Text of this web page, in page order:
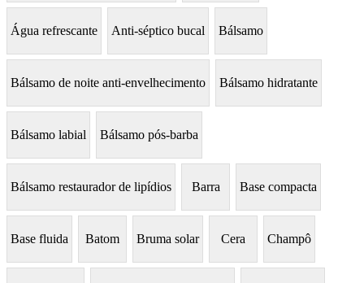
Água refrescante Anti-séptico bucal Bálsamo
Bálsamo de noite anti-envelhecimento Bálsamo hidratante
Bálsamo labial Bálsamo pós-barba
Bálsamo restaurador de lipídios Barra Base compacta
Base fluida Batom Bruma solar Cera Champô